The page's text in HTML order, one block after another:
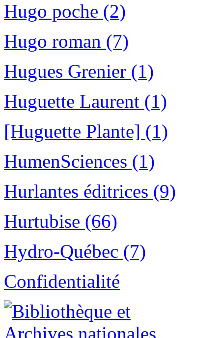
Hugo poche (2)
Hugo roman (7)
Hugues Grenier (1)
Huguette Laurent (1)
[Huguette Plante] (1)
HumenSciences (1)
Hurlantes éditrices (9)
Hurtubise (66)
Hydro-Québec (7)
Confidentialité